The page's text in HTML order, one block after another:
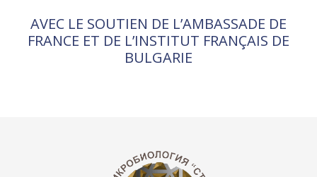
AVEC LE SOUTIEN DE L’AMBASSADE DE
FRANCE ET DE L’INSTITUT FRANÇAIS DE
BULGARIE